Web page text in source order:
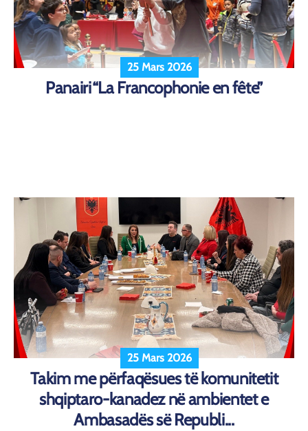
25 Mars 2026
Panairi“La Francophonie en fête”
25 Mars 2026
Takim me përfaqësues të komunitetit
shqiptaro-kanadez në ambientet e
Ambasadës së Republi...